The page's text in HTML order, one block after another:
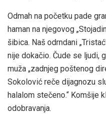
Odmah na početku pade
haman na njegovog
šibica. Naš odrndani
nije dokačio. Čude se ljudi,
muža „zadnjeg poštenog
Sokolović reče dijagnozu
halalom stečeno.“ Komšije
odobravanja.